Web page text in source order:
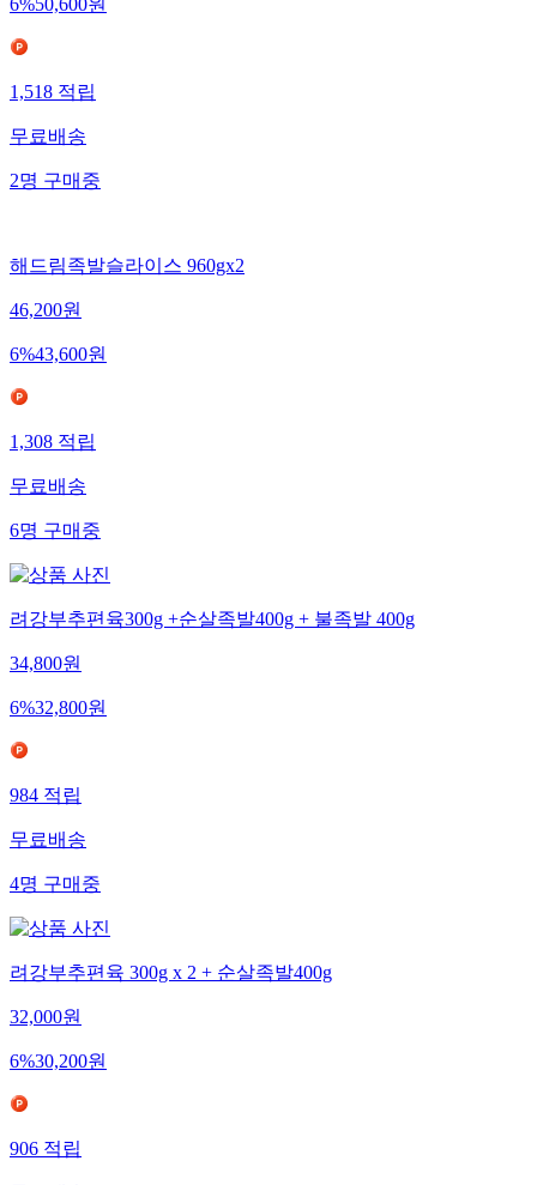
6%50,600원
1,518적립
무료배송
2명구매중
해드림족발슬라이스 960gx2
46,200원
6%43,600원
1,308적립
무료배송
6명구매중
려강부추편육300g +순살족발400g + 불족발 400g
34,800원
6%32,800원
984적립
무료배송
4명구매중
려강부추편육 300g x 2 + 순살족발400g
32,000원
6%30,200원
906적립